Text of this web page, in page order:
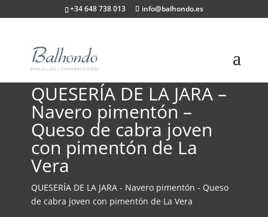
+34 648 738 013 info@balhondo.es
QUESERÍA DE LA JARA –
Navero pimentón –
Queso de cabra joven
con pimentón de La
Vera
QUESERÍA DE LA JARA - Navero pimentón - Queso
de cabra joven con pimentón de La Vera